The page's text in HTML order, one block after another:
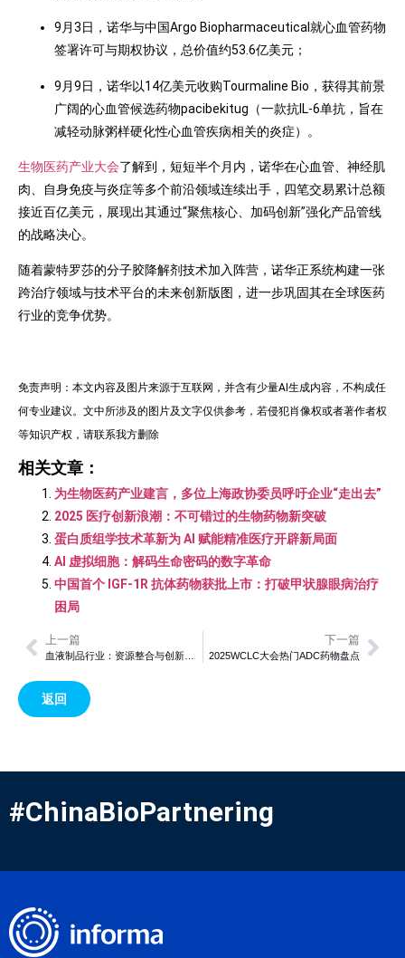
9月3日，诺华与中国Argo Biopharmaceutical就心血管药物
签署许可与期权协议，总价值约53.6亿美元；
9月9日，诺华以14亿美元收购Tourmaline Bio，获得其前景
广阔的心血管候选药物pacibekitug（一款抗IL-6单抗，旨在
减轻动脉粥样硬化性心血管疾病相关的炎症）。
生物医药产业大会了解到，短短半个月内，诺华在心血管、神经肌
肉、自身免疫与炎症等多个前沿领域连续出手，四笔交易累计总额
接近百亿美元，展现出其通过“聚焦核心、加码创新”强化产品管线
的战略决心。
随着蒙特罗莎的分子胶降解剂技术加入阵营，诺华正系统构建一张
跨治疗领域与技术平台的未来创新版图，进一步巩固其在全球医药
行业的竞争优势。
免责声明：本文内容及图片来源于互联网，并含有少量AI生成内容，不构成任
何专业建议。文中所涉及的图片及文字仅供参考，若侵犯肖像权或者著作者权
等知识产权，请联系我方删除
相关文章：
为生物医药产业建言，多位上海政协委员呼吁企业“走出去”
2025 医疗创新浪潮：不可错过的生物药物新突破
蛋白质组学技术革新为 AI 赋能精准医疗开辟新局面
AI 虚拟细胞：解码生命密码的数字革命
中国首个 IGF-1R 抗体药物获批上市：打破甲状腺眼病治疗
困局
上一篇
血液制品行业：资源整合与创新驱动的生物医药新格局
下一篇
2025WCLC大会热门ADC药物盘点
返回
#ChinaBioPartnering